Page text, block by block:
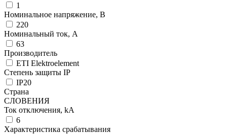
1
Номинальное напряжение, В
220
Номинальный ток, А
63
Производитель
ETI Elektroelement
Степень защиты IP
IP20
Страна
СЛОВЕНИЯ
Ток отключения, kА
6
Характеристика срабатывания